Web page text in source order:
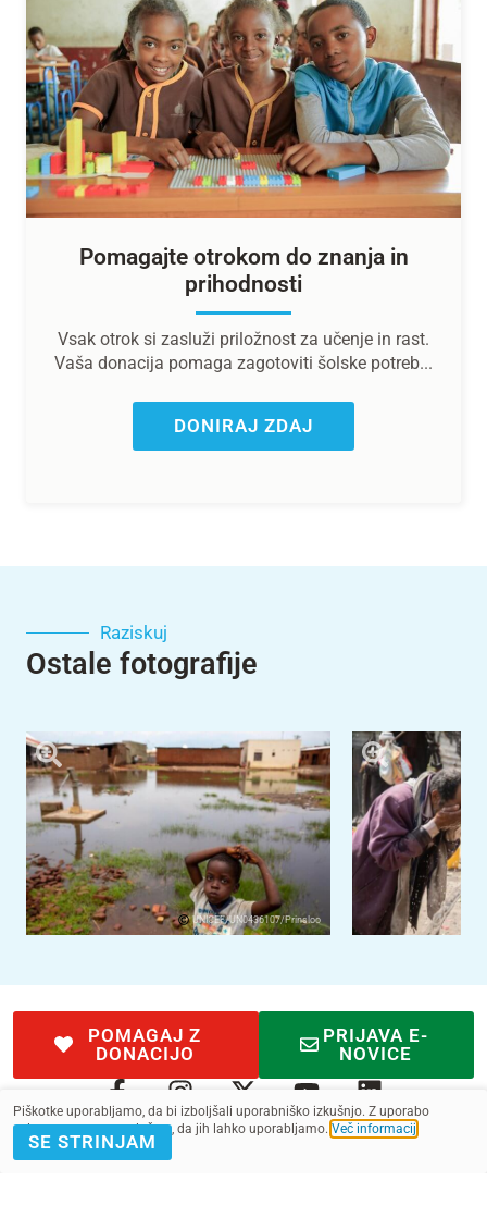
Pomagajte otrokom do znanja in
prihodnosti
Vsak otrok si zasluži priložnost za učenje in rast.
Vaša donacija pomaga zagotoviti šolske potreb...
DONIRAJ ZDAJ
Raziskuj
Ostale fotografije
UNICEF/UN0436107/Prinsloo
POMAGAJ Z
DONACIJO
PRIJAVA E-
NOVICE
Piškotke uporabljamo, da bi izboljšali uporabniško izkušnjo. Z uporabo
spletnega mesta soglašate, da jih lahko uporabljamo. Več informacij
SE STRINJAM